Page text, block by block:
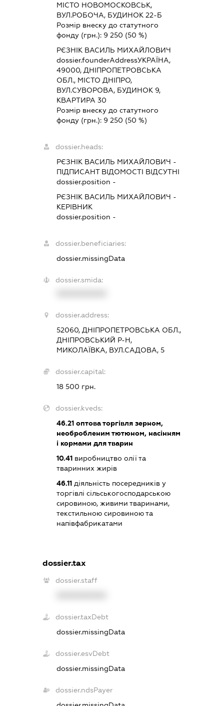
МІСТО НОВОМОСКОВСЬК,
ВУЛ.РОБОЧА, БУДИНОК 22-Б
Розмір внеску до статутного
фонду (грн.): 9 250 (50 %)
РЄЗНІК ВАСИЛЬ МИХАЙЛОВИЧ
dossier.founderAddressУКРАЇНА,
49000, ДНІПРОПЕТРОВСЬКА
ОБЛ., МІСТО ДНІПРО,
ВУЛ.СУВОРОВА, БУДИНОК 9,
КВАРТИРА 30
Розмір внеску до статутного
фонду (грн.): 9 250 (50 %)
dossier.heads:
РЄЗНІК ВАСИЛЬ МИХАЙЛОВИЧ -
ПІДПИСАНТВІДОМОСТІ ВІДСУТНІ
dossier.position -
РЄЗНІК ВАСИЛЬ МИХАЙЛОВИЧ -
КЕРІВНИК
dossier.position -
dossier.beneficiaries:
dossier.missingData
dossier.smida:
dossier.address:
52060, ДНІПРОПЕТРОВСЬКА ОБЛ.,
ДНІПРОВСЬКИЙ Р-Н,
МИКОЛАЇВКА, ВУЛ.САДОВА, 5
dossier.capital:
18 500 грн.
dossier.kveds:
46.21оптова торгівля зерном,
необробленим тютюном, насінням
і кормами для тварин
10.41виробництво олії та
тваринних жирів
46.11діяльність посередників у
торгівлі сільськогосподарською
сировиною, живими тваринами,
текстильною сировиною та
напівфабрикатами
dossier.tax
dossier.staff
dossier.taxDebt
dossier.missingData
dossier.esvDebt
dossier.missingData
dossier.ndsPayer